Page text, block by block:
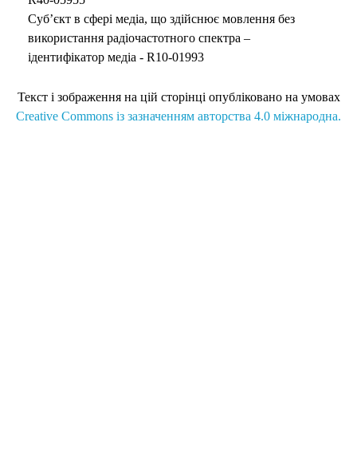
Суб’єкт в сфері медіа, що здійснює мовлення без
використання радіочастотного спектра –
ідентифікатор медіа - R10-01993
Текст і зображення на цій сторінці опубліковано на умовах
Creative Commons із зазначенням авторства 4.0 міжнародна.